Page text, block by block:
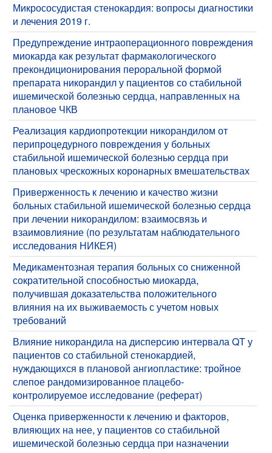
Микрососудистая стенокардия: вопросы диагностики
и лечения 2019 г.
Предупреждение интраоперационного повреждения
миокарда как результат фармакологического
прекондиционирования пероральной формой
препарата никорандил у пациентов со стабильной
ишемической болезнью сердца, направленных на
плановое ЧКВ
Реализация кардиопротекции никорандилом от
перипроцедурного повреждения у больных
стабильной ишемической болезнью сердца при
плановых чрескожных коронарных вмешательствах
Приверженность к лечению и качество жизни
больных стабильной ишемической болезнью сердца
при лечении никорандилом: взаимосвязь и
взаимовлияние (по результатам наблюдательного
исследования НИКЕЯ)
Медикаментозная терапия больных со сниженной
сократительной способностью миокарда,
получившая доказательства положительного
влияния на их выживаемость с учетом новых
требований
Влияние никорандила на дисперсию интервала QT у
пациентов со стабильной стенокардией,
нуждающихся в плановой ангиопластике: тройное
слепое рандомизированное плацебо-
контролируемое исследование (реферат)
Оценка приверженности к лечению и факторов,
влияющих на нее, у пациентов со стабильной
ишемической болезнью сердца при назначении